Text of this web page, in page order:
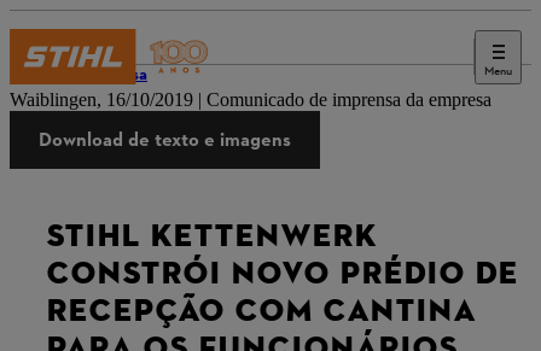
Menu
Imprensa
Waiblingen, 16/10/2019 | Comunicado de imprensa da empresa
Download de texto e imagens
STIHL KETTENWERK
CONSTRÓI NOVO PRÉDIO DE
RECEPÇÃO COM CANTINA